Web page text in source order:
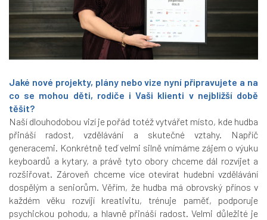
Jaké nové projekty, plány nebo vize nyní připravujete a na
co se mohou děti, rodiče i Vaši klienti v nejbližší době
těšit?
Naší dlouhodobou vizí je pořád totéž vytvářet místo, kde hudba
přináší radost, vzdělávání a skutečné vztahy. Napříč
generacemi. Konkrétně teď velmi silně vnímáme zájem o výuku
keyboardů a kytary, a právě tyto obory chceme dál rozvíjet a
rozšiřovat. Zároveň chceme více otevírat hudební vzdělávání
dospělým a seniorům. Věřím, že hudba má obrovský přínos v
každém věku rozvíjí kreativitu, trénuje paměť, podporuje
psychickou pohodu, a hlavně přináší radost. Velmi důležité je